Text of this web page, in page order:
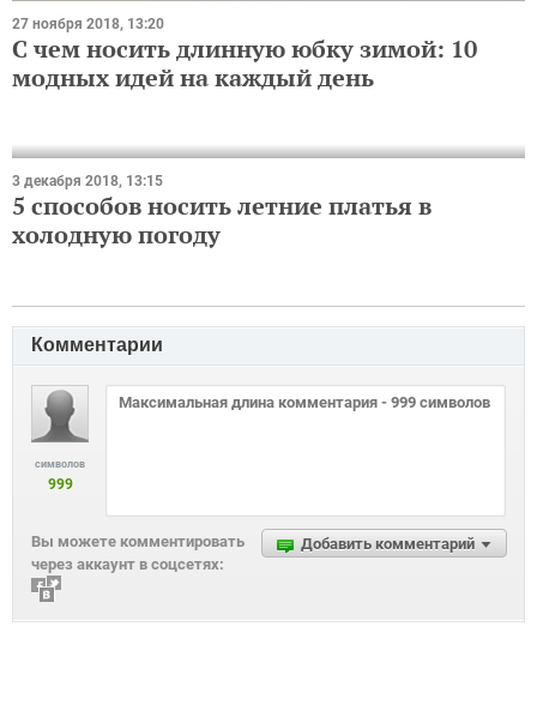
27 ноября 2018, 13:20
С чем носить длинную юбку зимой: 10
модных идей на каждый день
3 декабря 2018, 13:15
5 способов носить летние платья в
холодную погоду